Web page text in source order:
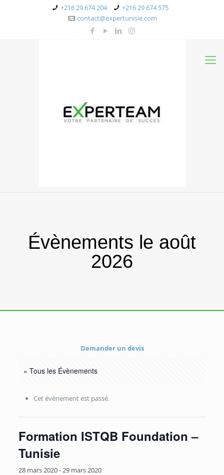
+216 29 674 204
+216 29 674 575
contact@expertunisie.com
Évènements le août
2026
Demander un devis
« Tous les Évènements
Cet évènement est passé.
Formation ISTQB Foundation –
Tunisie
28 mars 2020-29 mars 2020